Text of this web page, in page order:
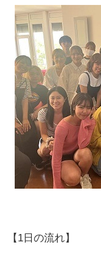
【1日の流れ】